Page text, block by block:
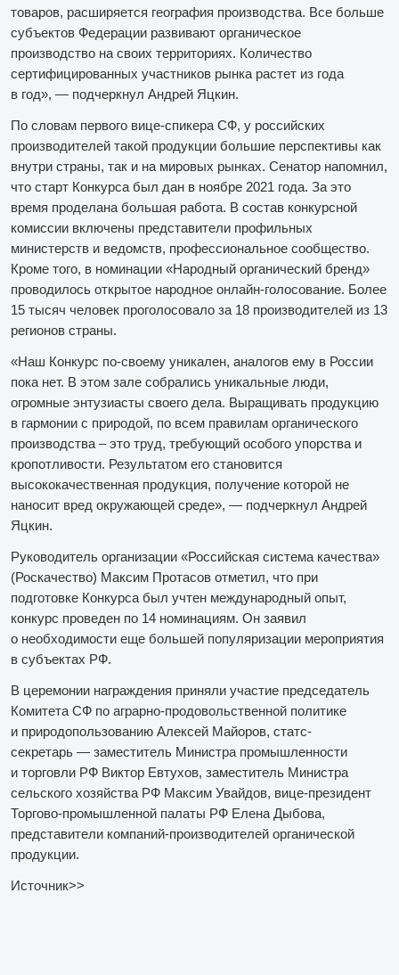
товаров, расширяется география производства. Все больше
субъектов Федерации развивают органическое
производство на своих территориях. Количество
сертифицированных участников рынка растет из года
в год», — подчеркнул Андрей Яцкин.
По словам первого вице-спикера СФ, у российских
производителей такой продукции большие перспективы как
внутри страны, так и на мировых рынках. Сенатор напомнил,
что старт Конкурса был дан в ноябре 2021 года. За это
время проделана большая работа. В состав конкурсной
комиссии включены представители профильных
министерств и ведомств, профессиональное сообщество.
Кроме того, в номинации «Народный органический бренд»
проводилось открытое народное онлайн-голосование. Более
15 тысяч человек проголосовало за 18 производителей из 13
регионов страны.
«Наш Конкурс по‑своему уникален, аналогов ему в России
пока нет. В этом зале собрались уникальные люди,
огромные энтузиасты своего дела. Выращивать продукцию
в гармонии с природой, по всем правилам органического
производства – это труд, требующий особого упорства и
кропотливости. Результатом его становится
высококачественная продукция, получение которой не
наносит вред окружающей среде», — подчеркнул Андрей
Яцкин.
Руководитель организации «Российская система качества»
(Роскачество) Максим Протасов отметил, что при
подготовке Конкурса был учтен международный опыт,
конкурс проведен по 14 номинациям. Он заявил
о необходимости еще большей популяризации мероприятия
в субъектах РФ.
В церемонии награждения приняли участие председатель
Комитета СФ по аграрно-продовольственной политике
и природопользованию Алексей Майоров, статс-
секретарь — заместитель Министра промышленности
и торговли РФ Виктор Евтухов, заместитель Министра
сельского хозяйства РФ Максим Увайдов, вице-президент
Торгово-промышленной палаты РФ Елена Дыбова,
представители компаний-производителей органической
продукции.
Источник>>